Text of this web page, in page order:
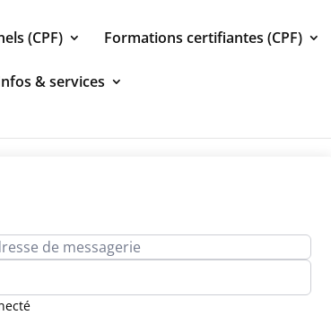
(CPF) Formations certifiantes (CPF)
& services